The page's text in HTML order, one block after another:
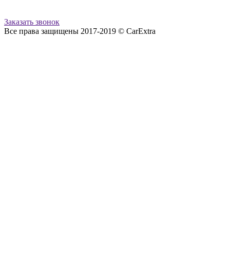
Заказать звонок
Все права защищены 2017-2019 © CarExtra